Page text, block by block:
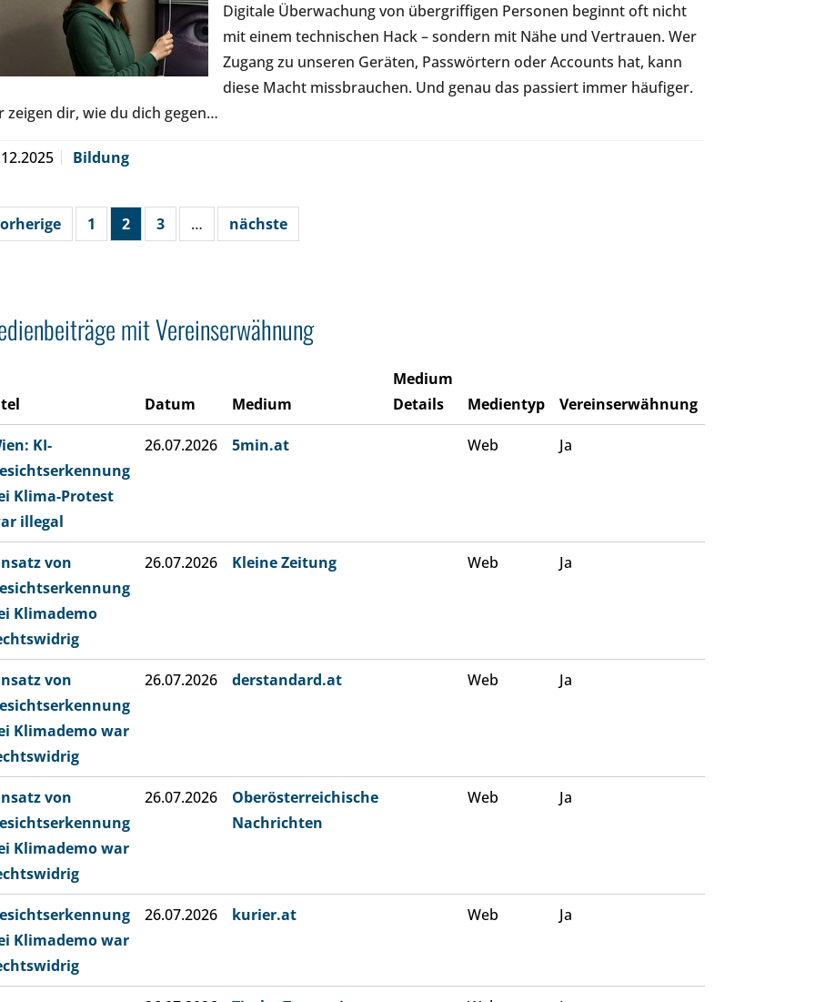
Digitale Überwachung von übergriffigen Personen beginnt oft nicht
mit einem technischen Hack – sondern mit Nähe und Vertrauen. Wer
Zugang zu unseren Geräten, Passwörtern oder Accounts hat, kann
diese Macht missbrauchen. Und genau das passiert immer häufiger.
zeigen dir, wie du dich gegen…
Bildung
1 2 3 … nächste
mit Vereinserwähnung
Datum Medium
Medium
Details
Medientyp Vereinserwähnung
KI-
Klima-Protest
illegal
26.07.2026 5min.at Web Ja
von
Klimademo
26.07.2026 Kleine Zeitung Web Ja
von
Klimademo war
26.07.2026 derstandard.at Web Ja
von
Klimademo war
26.07.2026
Oberösterreichische
Nachrichten
Web Ja
Klimademo war
26.07.2026 kurier.at Web Ja